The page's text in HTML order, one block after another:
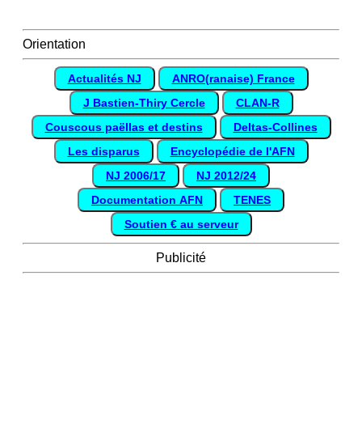
Orientation
Actualités NJ
ANRO(ranaise) France
J Bastien-Thiry Cercle
CLAN-R
Couscous paëllas et destins
Deltas-Collines
Les disparus
Encyclopédie de l'AFN
NJ 2006/17
NJ 2012/24
Documentation AFN
TENES
Soutien € au serveur
Publicité